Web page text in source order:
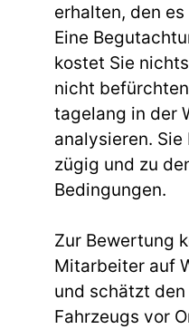
erhalten, den
Eine
kostet Sie
nicht
tagelang in der
analysieren. Sie
zügig und zu
Bedingungen.
Zur Bewertung
Mitarbeiter auf
und schätzt
Fahrzeugs vor